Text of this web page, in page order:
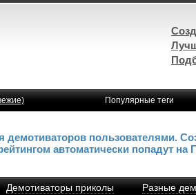
Популярные теги
пользователями.
автоматически попадут на
Демотиваторы приколы Разные